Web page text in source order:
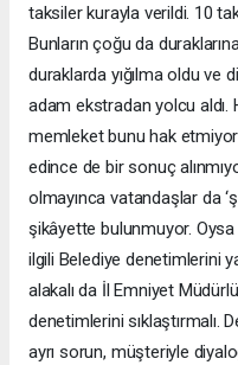
taksiler kurayla verildi. 10
Bunların çoğu da
duraklarda yığılma oldu ve
adam ekstradan yolcu aldı.
memleket bunu hak
edince de bir sonuç
olmayınca vatandaşlar da
şikâyette bulunmuyor.
ilgili Belediye denetimlerini
alakalı da İl Emniyet
denetimlerini sıklaştırmalı.
ayrı sorun, müşteriyle